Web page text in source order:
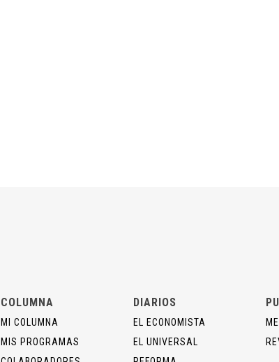
COLUMNA
MI COLUMNA
MIS PROGRAMAS
DIARIOS
EL ECONOMISTA
EL UNIVERSAL